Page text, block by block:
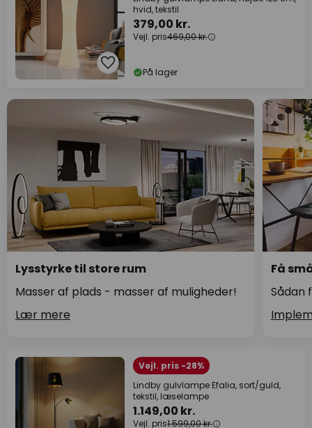
hvid, tekstil
379,00 kr.
Vejl. pris469,00 kr.
På lager
Lysstyrke til store rum
Masser af plads - masser af muligheder!
Lær mere
Få
Sådan
Vejl. pris -28%
Lindby gulvlampe Efalia, sort/guld,
tekstil, læselampe
1.149,00 kr.
Vejl. pris1.599,00 kr.